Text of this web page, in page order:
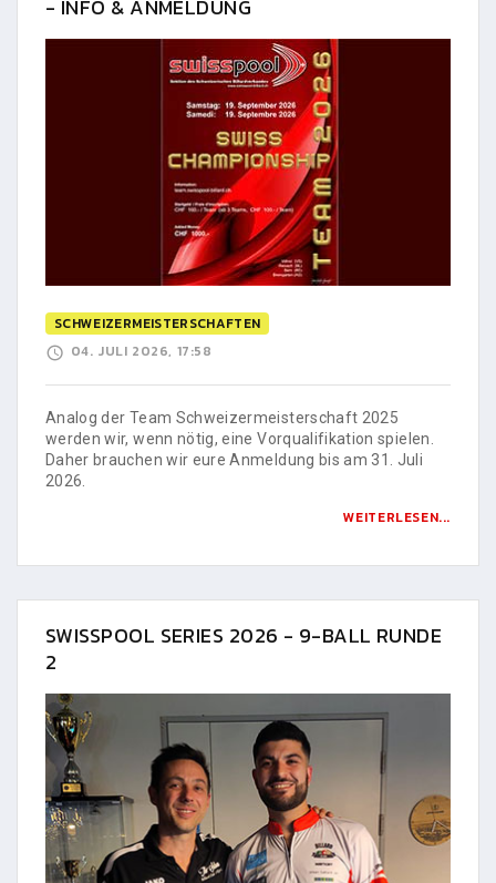
- INFO & ANMELDUNG
SCHWEIZERMEISTERSCHAFTEN
04. JULI 2026, 17:58
Analog der Team Schweizermeisterschaft 2025
werden wir, wenn nötig, eine Vorqualifikation spielen.
Daher brauchen wir eure Anmeldung bis am 31. Juli
2026.
WEITERLESEN...
SWISSPOOL SERIES 2026 - 9-BALL RUNDE
2